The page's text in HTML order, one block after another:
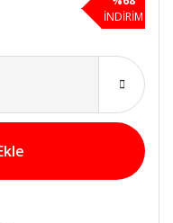
İNDİRİM